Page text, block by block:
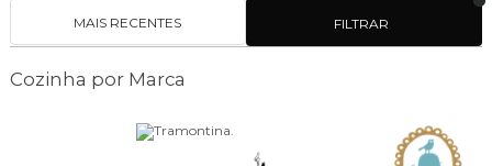
FILTRAR
MAIS RECENTES
Cozinha por Marca